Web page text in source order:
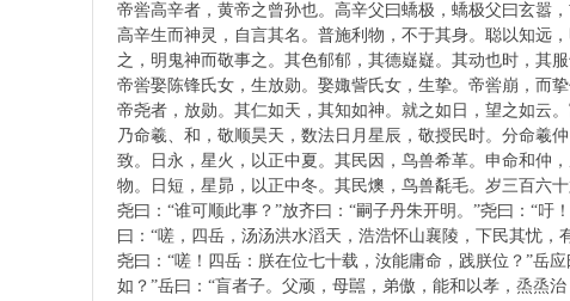
帝喾高辛者，黄帝之曾孙也。高辛父曰蟜极，蟜极父曰玄嚣
高辛生而神灵，自言其名。普施利物，不于其身。聪以知远
之，明鬼神而敬事之。其色郁郁，其德嶷嶷。其动也时，其
帝喾娶陈锋氏女，生放勋。娶娵訾氏女，生挚。帝喾崩，而
帝尧者，放勋。其仁如天，其知如神。就之如日，望之如云
乃命羲、和，敬顺昊天，数法日月星辰，敬授民时。分命羲
致。日永，星火，以正中夏。其民因，鸟兽希革。申命和仲
物。日短，星昴，以正中冬。其民燠，鸟兽氄毛。岁三百六
尧曰：“谁可顺此事？”放齐曰：“嗣子丹朱开明。”尧曰：“吁
曰：“嗟，四岳，汤汤洪水滔天，浩浩怀山襄陵，下民其忧，
尧曰：“嗟！四岳：朕在位七十载，汝能庸命，践朕位？”岳
如？”岳曰：“盲者子。父顽，母嚚，弟傲，能和以孝，烝烝